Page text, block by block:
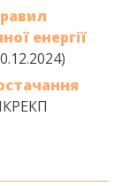
енергії